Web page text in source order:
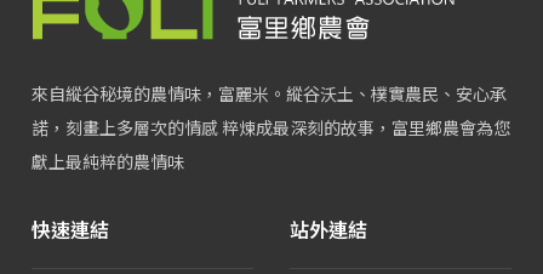
來自縱谷秘境的農情味，富麗米。縱谷沃土、樸實農民、安心承
諾，刻畫上多層次的情感 粹煉成最深刻的故事，富里鄉農會為您
獻上最純粹的農情味
快速連結 站外連結